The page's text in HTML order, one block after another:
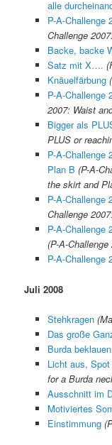
alle
P-A-Challenge
Challenge
Backe, backe
Satz mit X….
Knäuelfärbung
P-A-Challenge
2007: Waist
Bigger als
PLUS or
P-A-Challenge
Plan B (P-A-
the skirt and
P-A-Challenge
Challenge
P-A-Challenge
(P-A-
P-A-Challenge
Juli 2008
Stehkragen
Das große
Burda beklauen
Licht aus,
for a Burda
Ausschnitt im
Motiviertes
Einstimmung